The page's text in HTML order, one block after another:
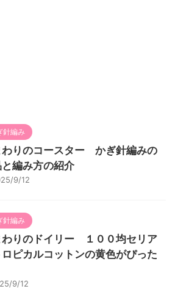
針編み
わりのコースター かぎ針編みの
編み方の紹介
9/12
針編み
わりのドイリー １００均セリア
ピカルコットンの黄色がぴった
9/12